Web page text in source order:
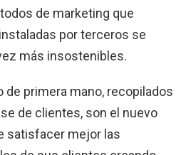
de marketing que
por terceros se
más insostenibles.
primera mano, recopilados
de clientes, son el nuevo
satisfacer mejor las